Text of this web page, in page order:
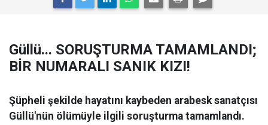
Güllü... SORUŞTURMA TAMAMLANDI;
BİR NUMARALI SANIK KIZI!
Şüpheli şekilde hayatını kaybeden arabesk sanatçısı
Güllü'nün ölümüyle ilgili soruşturma tamamlandı.